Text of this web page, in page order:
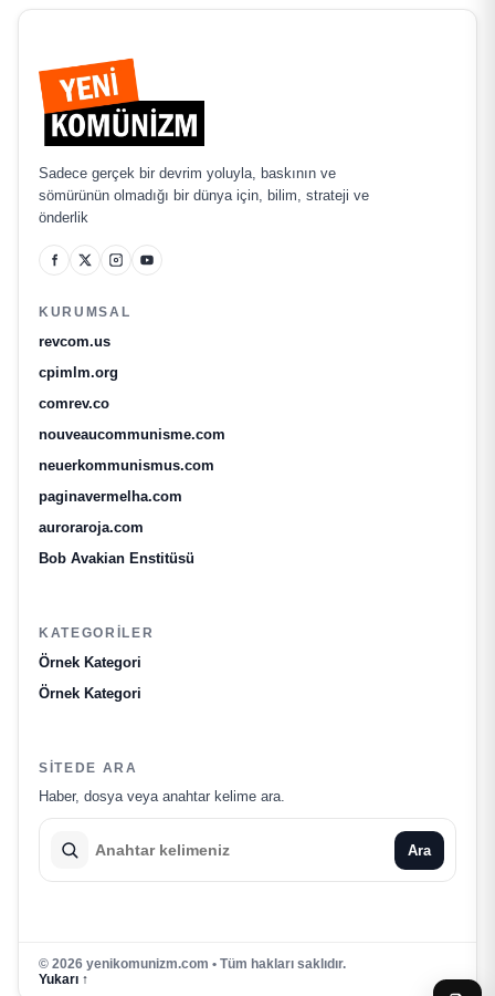
Sadece gerçek bir devrim yoluyla, baskının ve
sömürünün olmadığı bir dünya için, bilim, strateji ve
önderlik
KURUMSAL
revcom.us
cpimlm.org
comrev.co
nouveaucommunisme.com
neuerkommunismus.com
paginavermelha.com
auroraroja.com
Bob Avakian Enstitüsü
KATEGORILER
Örnek Kategori
Örnek Kategori
SITEDE ARA
Haber, dosya veya anahtar kelime ara.
Ara
© 2026 yenikomunizm.com • Tüm hakları saklıdır.
Yukarı ↑